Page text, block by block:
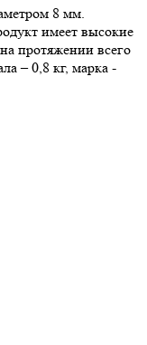
8 мм.
имеет высокие
протяжении всего
– 0,8 кг, марка -